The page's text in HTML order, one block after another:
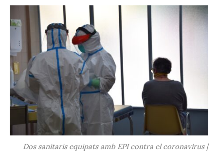
Dos sanitaris equipats amb EPI contra el coronavirus |